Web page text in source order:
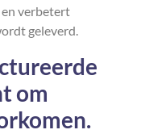
verbetert
geleverd.
om